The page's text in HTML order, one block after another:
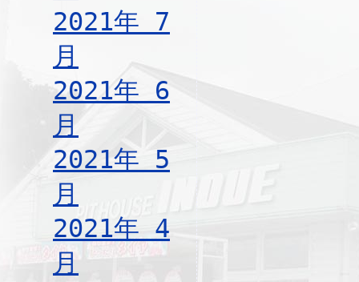
2021年 7
月
2021年 6
月
2021年 5
月
2021年 4
月